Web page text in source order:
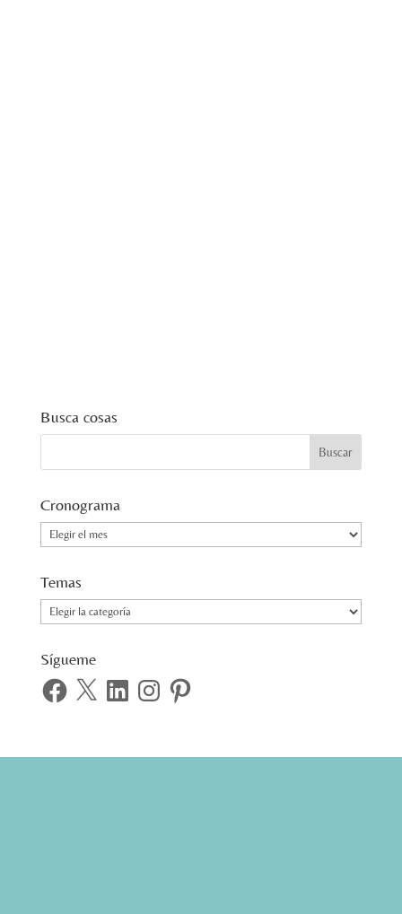
Busca cosas
Cronograma
Cronograma
Temas
Temas
Sígueme
Facebook
X LinkedInInstagramPinterest